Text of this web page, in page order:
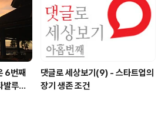
6번째
발루에
댓글로 세상보기(9) - 스타트업의
장기 생존 조건